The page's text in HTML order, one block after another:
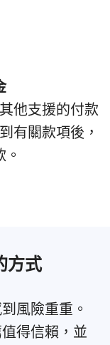
他支援的付款
有關款項後，
方式
風險重重。
得信賴，並